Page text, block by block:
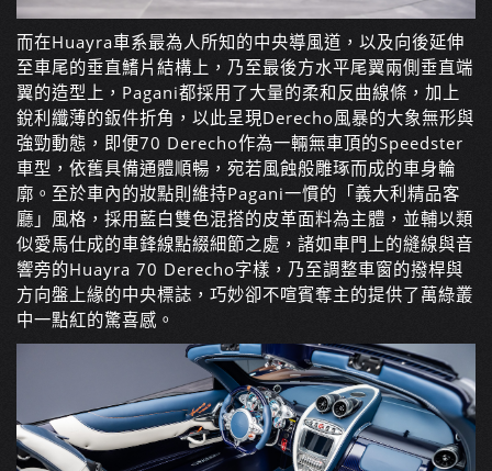
而在Huayra車系最為人所知的中央導風道，以及向後延伸
至車尾的垂直鰭片結構上，乃至最後方水平尾翼兩側垂直端
翼的造型上，Pagani都採用了大量的柔和反曲線條，加上
銳利纖薄的鈑件折角，以此呈現Derecho風暴的大象無形與
強勁動態，即便70 Derecho作為一輛無車頂的Speedster
車型，依舊具備通體順暢，宛若風蝕般雕琢而成的車身輪
廓。至於車內的妝點則維持Pagani一慣的「義大利精品客
廳」風格，採用藍白雙色混搭的皮革面料為主體，並輔以類
似愛馬仕成的車鋒線點綴細節之處，諸如車門上的縫線與音
響旁的Huayra 70 Derecho字樣，乃至調整車窗的撥桿與
方向盤上緣的中央標誌，巧妙卻不喧賓奪主的提供了萬綠叢
中一點紅的驚喜感。